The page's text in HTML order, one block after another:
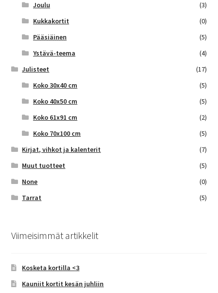
Joulu
(3)
Kukkakortit
(0)
Pääsiäinen
(5)
Ystävä-teema
(4)
Julisteet
(17)
Koko 30x40 cm
(5)
Koko 40x50 cm
(5)
Koko 61x91 cm
(2)
Koko 70x100 cm
(5)
Kirjat, vihkot ja kalenterit
(7)
Muut tuotteet
(5)
None
(0)
Tarrat
(5)
Viimeisimmät artikkelit
Kosketa kortilla <3
Kauniit kortit kesän juhliin